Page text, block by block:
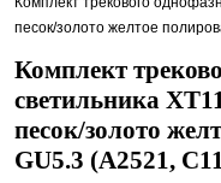
песок/золото желтое
Комплект
светильника
песок/золото
GU5.3 (A2521,